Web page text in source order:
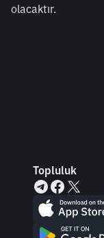
olacaktır.
Topluluk